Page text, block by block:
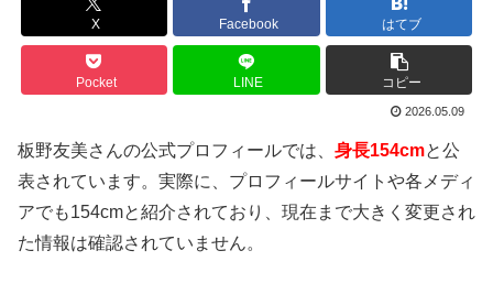
X Facebook はてブ
Pocket LINE コピー
2026.05.09
板野友美さんの公式プロフィールでは、 身長154cmと公
表されています。実際に、プロフィールサイトや各メディ
アでも154cmと紹介されており、現在まで大きく変更され
た情報は確認されていません。